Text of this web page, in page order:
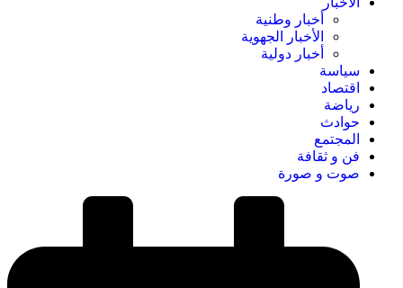
أخبار وطنية
الأخبار الجهوية
أخبار دولية
سياسة
اقتصاد
رياضة
حوادث
المجتمع
فن و ثقافة
صوت و صورة